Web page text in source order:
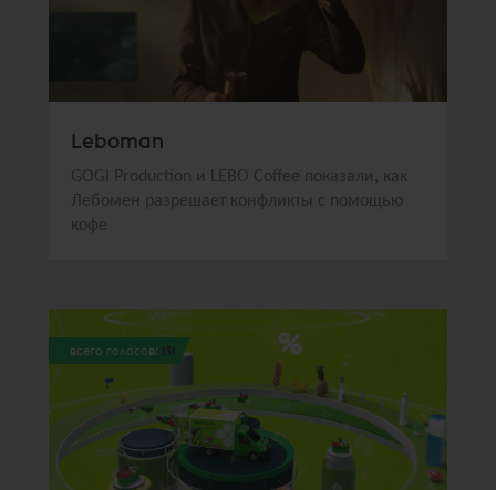
Leboman
GOGI Production и LEBO Coffee показали, как
Лебомен разрешает конфликты с помощью
кофе
всего голосов: 131